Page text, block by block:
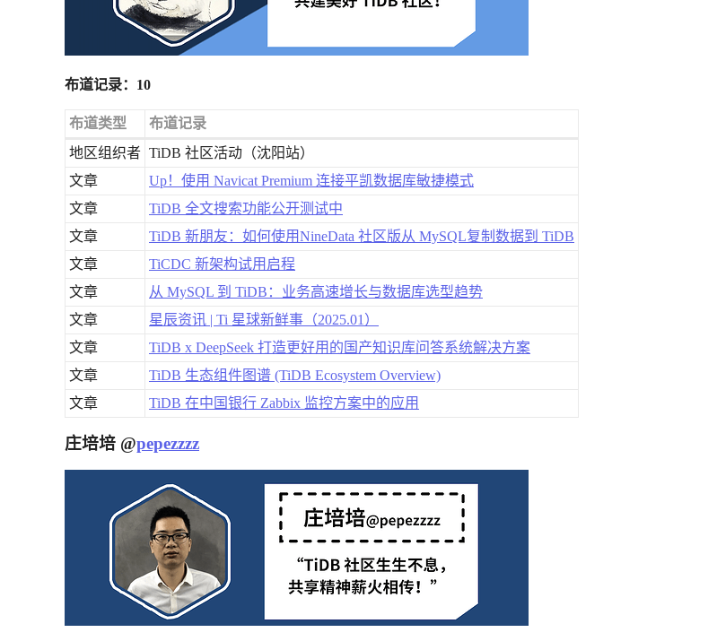
布道记录：10
布道类型
布道记录
地区组织者 TiDB 社区活动（沈阳站）
文章
Up！使用 Navicat Premium 连接平凯数据库敏捷模式
文章
TiDB 全文搜索功能公开测试中
文章
TiDB 新朋友：如何使用NineData 社区版从 MySQL复制数据到 TiDB
文章
TiCDC 新架构试用启程
文章
从 MySQL 到 TiDB：业务高速增长与数据库选型趋势
文章
星辰资讯 | Ti 星球新鲜事（2025.01）
文章
TiDB x DeepSeek 打造更好用的国产知识库问答系统解决方案
文章
TiDB 生态组件图谱 (TiDB Ecosystem Overview)
文章
TiDB 在中国银行 Zabbix 监控方案中的应用
庄培培 @pepezzzz